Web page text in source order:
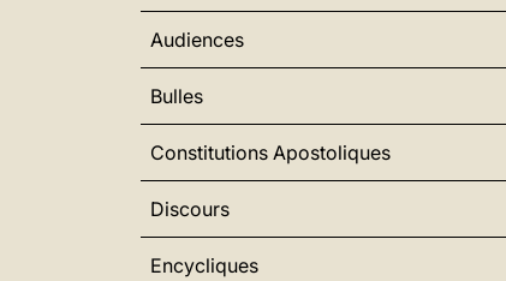
Audiences
Bulles
Constitutions Apostoliques
Discours
Encycliques